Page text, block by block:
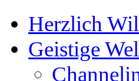
Herzlich
Geistige